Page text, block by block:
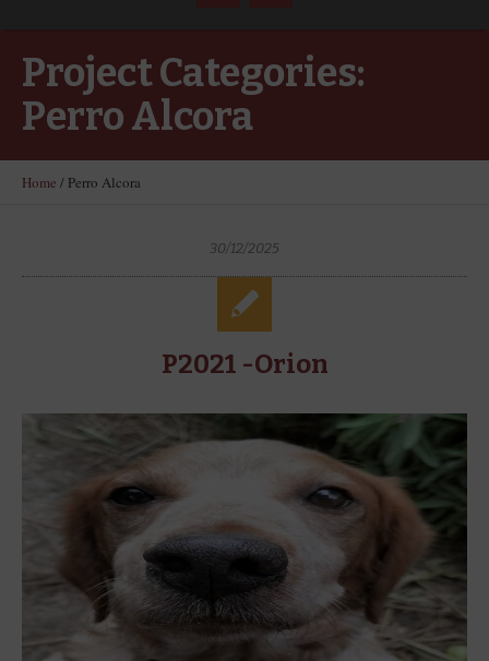
Project Categories:
Perro Alcora
Home / Perro Alcora
30/12/2025
P2021 -Orion